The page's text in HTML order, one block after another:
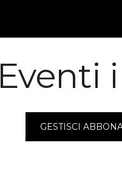
Eventi
GESTISCI